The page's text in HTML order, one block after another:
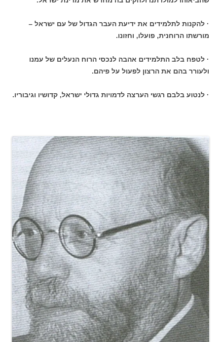
· להקנות לתלמידים את ידיעת העבר הגדול של עם ישראל –
מורשתו הרוחנית, פועלו, וחזונו.
· לטפח בלב התלמידים אהבה לנכסי הרוח הנעלים של עמנו
ולעורר בהם את הרצון לפעול על פיהם.
· לנטוע בלבם רגשי הערצה לדמויות גדולי ישראל, קדושיו וגיבוריו.